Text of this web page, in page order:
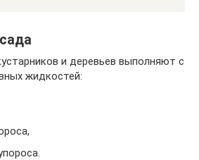
и деревьев выполняют с
жидкостей: